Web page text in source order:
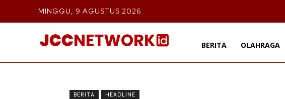
MINGGU, 9 AGUSTUS 2026
BERITA OLAHRAGA
BERITA HEADLINE